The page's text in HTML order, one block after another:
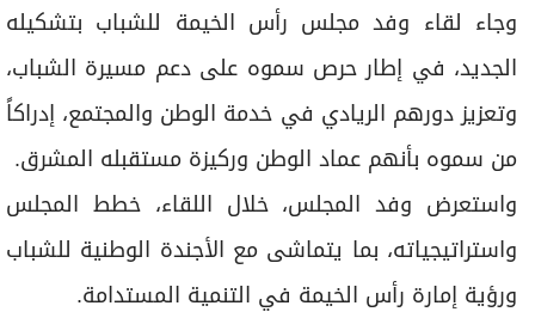
وجاء لقاء وفد مجلس رأس الخيمة للشباب بتشكيله
الجديد، في إطار حرص سموه على دعم مسيرة الشباب،
وتعزيز دورهم الريادي في خدمة الوطن والمجتمع، إدراكاً
من سموه بأنهم عماد الوطن وركيزة مستقبله المشرق.
واستعرض وفد المجلس، خلال اللقاء، خطط المجلس
واستراتيجياته، بما يتماشى مع الأجندة الوطنية للشباب
ورؤية إمارة رأس الخيمة في التنمية المستدامة.